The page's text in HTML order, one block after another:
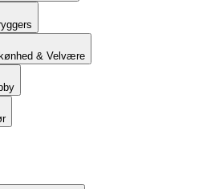
& Velvære